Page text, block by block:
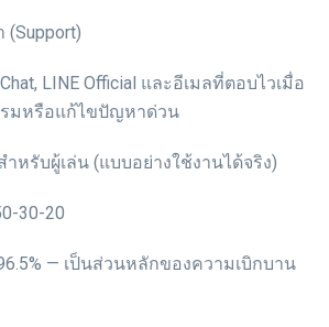
(Support)
LINE Official และอีเมลที่ตอบไวเมื่อ
มหรือแก้ไขปัญหาด่วน
หรับผู้เล่น (แบบอย่างใช้งานได้จริง)
30-20
— เป็นส่วนหลักของความเบิกบาน